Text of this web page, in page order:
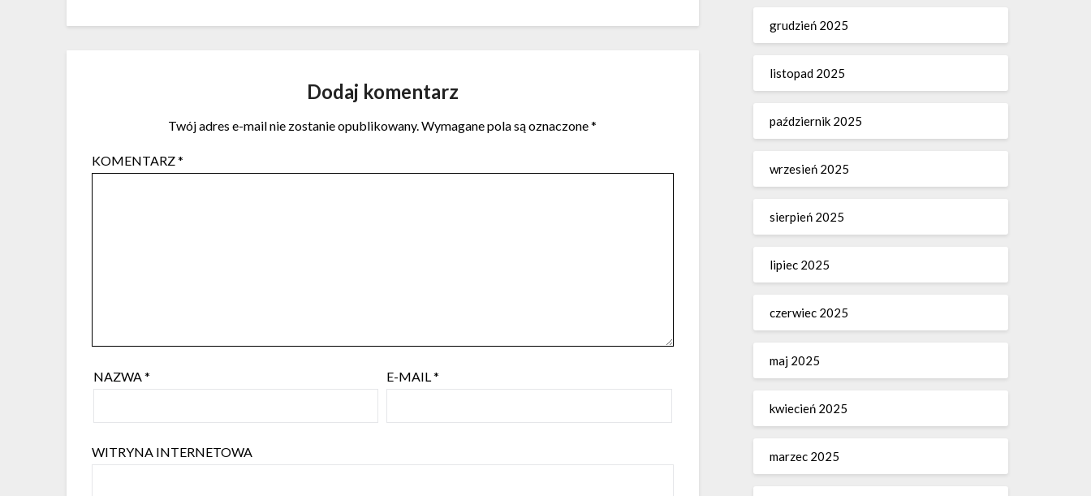
Dodaj komentarz
Twój adres e-mail nie zostanie opublikowany.Wymagane pola są oznaczone*
KOMENTARZ*
NAZWA* E-MAIL*
WITRYNA INTERNETOWA
grudzień 2025
listopad 2025
październik 2025
wrzesień 2025
sierpień 2025
lipiec 2025
czerwiec 2025
maj 2025
kwiecień 2025
marzec 2025